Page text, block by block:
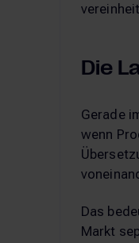
Die
Gerade
wenn
Das
Markt